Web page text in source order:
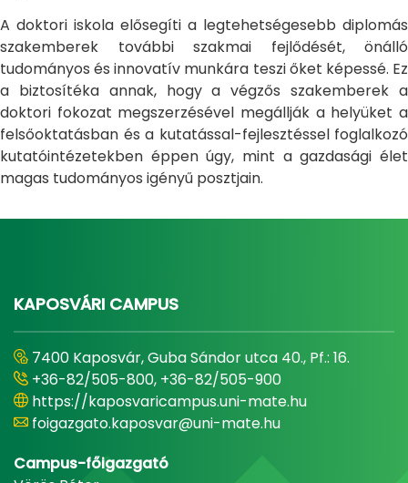
A doktori iskola elősegíti a legtehetségesebb diplomás
szakemberek további szakmai fejlődését, önálló
tudományos és innovatív munkára teszi őket képessé. Ez
a biztosítéka annak, hogy a végzős szakemberek a
doktori fokozat megszerzésével megállják a helyüket a
felsőoktatásban és a kutatással-fejlesztéssel foglalkozó
kutatóintézetekben éppen úgy, mint a gazdasági élet
magas tudományos igényű posztjain.
KAPOSVÁRI CAMPUS
7400 Kaposvár, Guba Sándor utca 40., Pf.: 16.
+36-82/505-800, +36-82/505-900
https://kaposvaricampus.uni-mate.hu
foigazgato.kaposvar@uni-mate.hu
Campus-főigazgató